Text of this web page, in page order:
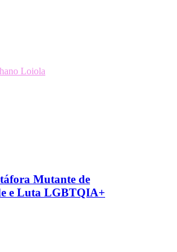
Loiola
Mutante de
e Luta LGBTQIA+